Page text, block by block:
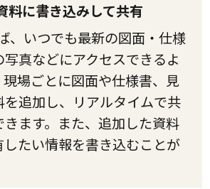
料に書き込みして共有
、いつでも最新の図面・仕様
真などにアクセスできるよ
現場ごとに図面や仕様書、見
追加し、リアルタイムで共
ます。また、追加した資料
したい情報を書き込むことが